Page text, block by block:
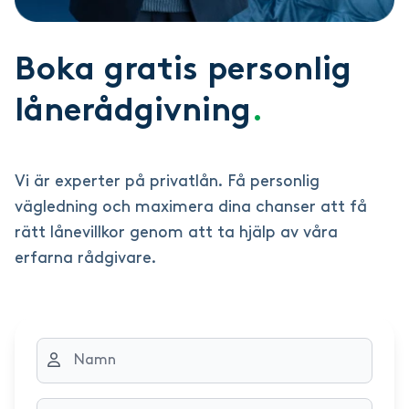
Boka gratis personlig
lånerådgivning.
Vi är experter på privatlån. Få personlig
vägledning och maximera dina chanser att få
rätt lånevillkor genom att ta hjälp av våra
erfarna rådgivare.